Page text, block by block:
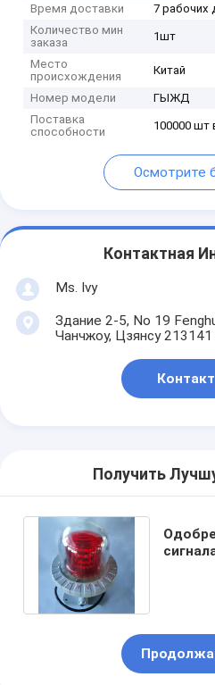
Время доставки
7 рабочих
Количество мин
заказа
1шт
Место
происхождения
Китай
Номер модели
ГЫЖД
Поставка
способности
100000 шт
Осмотрите
Контактная
Ms. Ivy
Здание 2-5, No 19
Чанчжоу, Цзянсу 213141
Контакт
Получить